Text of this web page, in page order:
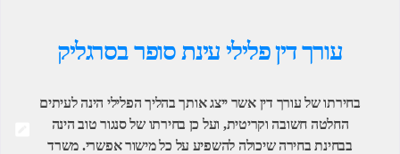
עורך דין פלילי עינת סופר בסרגליק
בחירתו של עורך דין אשר ייצג אותך בהליך הפלילי הינה לעיתים
החלטה חשובה וקריטית, ועל כן בחירתו של סנגור טוב הינה
בבחינת בחירה שיכולה להשפיע על כל מישור אפשרי. משרד